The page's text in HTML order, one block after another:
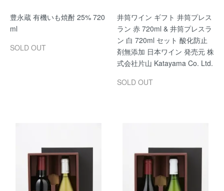
豊永蔵 有機いも焼酎 25% 720
ml
SOLD OUT
井筒ワイン ギフト 井筒プレス
ラン 赤 720ml & 井筒プレスラ
ン 白 720ml セット 酸化防止
剤無添加 日本ワイン 発売元 株
式会社片山 Katayama Co. Ltd.
SOLD OUT